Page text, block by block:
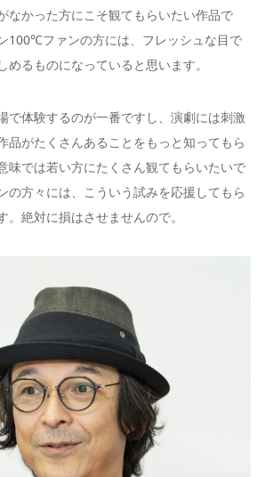
なかった方にこそ観てもらいたい作品で
100℃ファンの方には、フレッシュな目で
めるものになっていると思います。
で体験するのが一番ですし、演劇には刺激
品がたくさんあることをもっと知ってもら
味では若い方にたくさん観てもらいたいで
の方々には、こういう試みを応援してもら
。絶対に損はさせませんので。